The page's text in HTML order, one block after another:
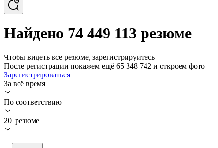
Найдено 74 449 113 резюме
Чтобы видеть все резюме, зарегистрируйтесь
После регистрации покажем ещё 65 348 742 и откроем фото
Зарегистрироваться
За всё время
По соответствию
20 резюме